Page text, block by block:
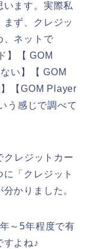
います。実際私
ず、クレジッ
、ネットで
】【 GOM
い】【 GOM
【GOM Player
う感じで調べて
レジットカー
「クレジット
かりました。
～5年程度で有
すよね♪